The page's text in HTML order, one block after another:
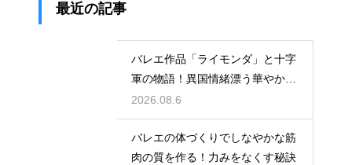
最近の記事
バレエ作品「ライモンダ」と十字
軍の物語！異国情緒漂う華やかな
踊りを堪能
2026.08.6
バレエの体づくりでしなやかな筋
肉の質を作る！力みをなくす秘訣